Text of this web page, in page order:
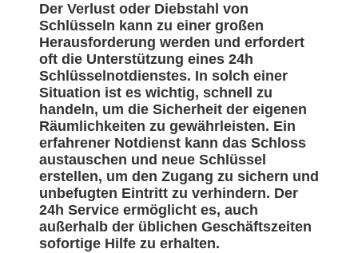
Der Verlust oder Diebstahl von
Schlüsseln kann zu einer großen
Herausforderung werden und erfordert
oft die Unterstützung eines 24h
Schlüsselnotdienstes. In solch einer
Situation ist es wichtig, schnell zu
handeln, um die Sicherheit der eigenen
Räumlichkeiten zu gewährleisten. Ein
erfahrener Notdienst kann das Schloss
austauschen und neue Schlüssel
erstellen, um den Zugang zu sichern und
unbefugten Eintritt zu verhindern. Der
24h Service ermöglicht es, auch
außerhalb der üblichen Geschäftszeiten
sofortige Hilfe zu erhalten.